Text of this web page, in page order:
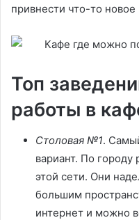
привнести что-то новое
Топ
работы в
Столовая №1.
вариант. По
этой сети. Они
большим
интернет и можно